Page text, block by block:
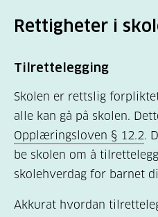
Rettigheter i
Tilrettelegging
Skolen er rettslig
alle kan gå på skolen.
Opplæringsloven § 12.2.
be skolen om å
skolehverdag for barnet
Akkurat hvordan